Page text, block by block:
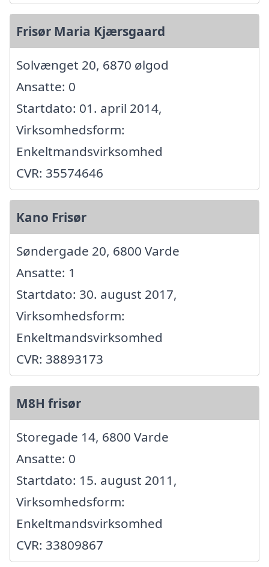
Frisør Maria Kjærsgaard
Solvænget 20, 6870 ølgod
Ansatte: 0
Startdato: 01. april 2014,
Virksomhedsform:
Enkeltmandsvirksomhed
CVR: 35574646
Kano Frisør
Søndergade 20, 6800 Varde
Ansatte: 1
Startdato: 30. august 2017,
Virksomhedsform:
Enkeltmandsvirksomhed
CVR: 38893173
M8H frisør
Storegade 14, 6800 Varde
Ansatte: 0
Startdato: 15. august 2011,
Virksomhedsform:
Enkeltmandsvirksomhed
CVR: 33809867